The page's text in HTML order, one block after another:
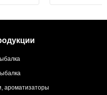
ароматизаторы